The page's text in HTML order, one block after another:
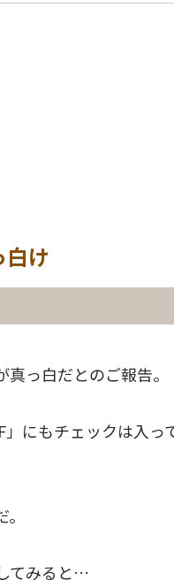
け
っ白だとのご報告。
にもチェックは入っ
てみると…